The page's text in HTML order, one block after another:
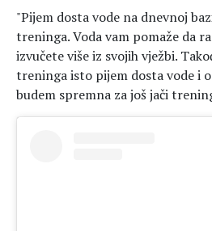
"Pijem dosta vode na dnevnoj
treninga. Voda vam pomaže da
izvučete više iz svojih vježbi.
treninga isto pijem dosta vode i
budem spremna za još jači